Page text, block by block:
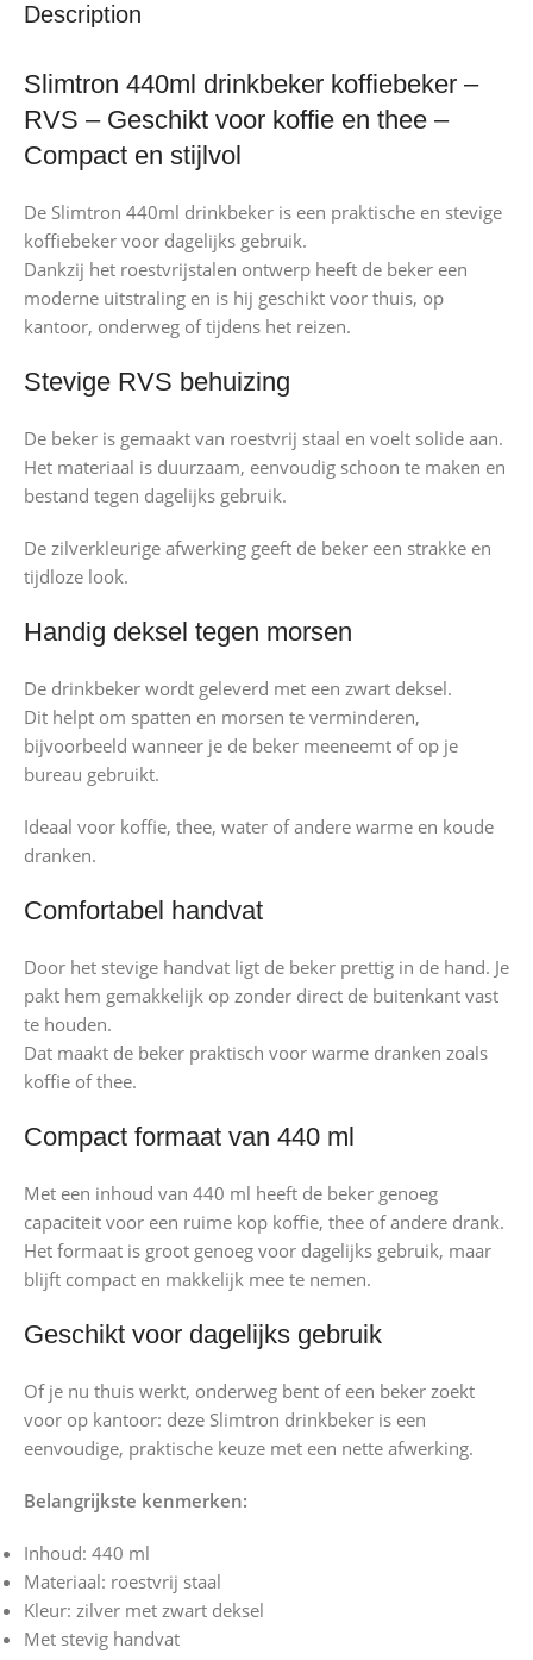
Description
Slimtron 440ml drinkbeker koffiebeker –
RVS – Geschikt voor koffie en thee –
Compact en stijlvol
De Slimtron 440ml drinkbeker is een praktische en stevige
koffiebeker voor dagelijks gebruik.
Dankzij het roestvrijstalen ontwerp heeft de beker een
moderne uitstraling en is hij geschikt voor thuis, op
kantoor, onderweg of tijdens het reizen.
Stevige RVS behuizing
De beker is gemaakt van roestvrij staal en voelt solide aan.
Het materiaal is duurzaam, eenvoudig schoon te maken en
bestand tegen dagelijks gebruik.
De zilverkleurige afwerking geeft de beker een strakke en
tijdloze look.
Handig deksel tegen morsen
De drinkbeker wordt geleverd met een zwart deksel.
Dit helpt om spatten en morsen te verminderen,
bijvoorbeeld wanneer je de beker meeneemt of op je
bureau gebruikt.
Ideaal voor koffie, thee, water of andere warme en koude
dranken.
Comfortabel handvat
Door het stevige handvat ligt de beker prettig in de hand. Je
pakt hem gemakkelijk op zonder direct de buitenkant vast
te houden.
Dat maakt de beker praktisch voor warme dranken zoals
koffie of thee.
Compact formaat van 440 ml
Met een inhoud van 440 ml heeft de beker genoeg
capaciteit voor een ruime kop koffie, thee of andere drank.
Het formaat is groot genoeg voor dagelijks gebruik, maar
blijft compact en makkelijk mee te nemen.
Geschikt voor dagelijks gebruik
Of je nu thuis werkt, onderweg bent of een beker zoekt
voor op kantoor: deze Slimtron drinkbeker is een
eenvoudige, praktische keuze met een nette afwerking.
Belangrijkste kenmerken:
Inhoud: 440 ml
Materiaal: roestvrij staal
Kleur: zilver met zwart deksel
Met stevig handvat